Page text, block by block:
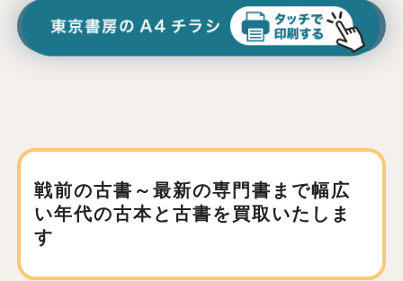
戦前の古書～最新の専門書まで幅広
い年代の古本と古書を買取いたしま
す